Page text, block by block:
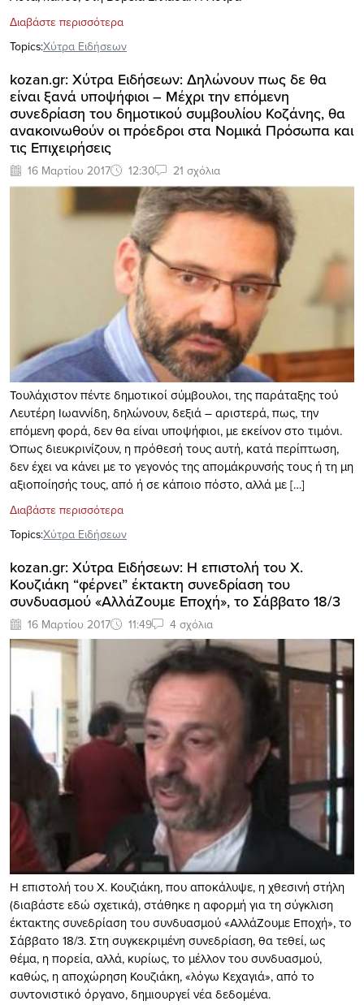
Διαβάστε περισσότερα
Topics:Xύτρα Ειδήσεων
kozan.gr: Χύτρα Ειδήσεων: Δηλώνουν πως δε θα
είναι ξανά υποψήφιοι – Μέχρι την επόμενη
συνεδρίαση του δημοτικού συμβουλίου Κοζάνης, θα
ανακοινωθούν οι πρόεδροι στα Νομικά Πρόσωπα και
τις Επιχειρήσεις
16 Μαρτίου 2017 12:30 21 σχόλια
Τουλάχιστον πέντε δημοτικοί σύμβουλοι, της παράταξης τού
Λευτέρη Ιωαννίδη, δηλώνουν, δεξιά – αριστερά, πως, την
επόμενη φορά, δεν θα είναι υποψήφιοι, με εκείνον στο τιμόνι.
Όπως διευκρινίζουν, η πρόθεσή τους αυτή, κατά περίπτωση,
δεν έχει να κάνει με το γεγονός της απομάκρυνσής τους ή τη μη
αξιοποίησής τους, από ή σε κάποιο πόστο, αλλά με […]
Διαβάστε περισσότερα
Topics:Xύτρα Ειδήσεων
kozan.gr: Χύτρα Ειδήσεων: Η επιστολή του Χ.
Κουζιάκη “φέρνει” έκτακτη συνεδρίαση του
συνδυασμού «ΑλλάΖουμε Εποχή», το Σάββατο 18/3
16 Μαρτίου 2017 11:49 4 σχόλια
Η επιστολή του Χ. Κουζιάκη, που αποκάλυψε, η χθεσινή στήλη
(διαβάστε εδώ σχετικά), στάθηκε η αφορμή για τη σύγκλιση
έκτακτης συνεδρίαση του συνδυασμού «ΑλλάΖουμε Εποχή», το
Σάββατο 18/3. Στη συγκεκριμένη συνεδρίαση, θα τεθεί, ως
θέμα, η πορεία, αλλά, κυρίως, το μέλλον του συνδυασμού,
καθώς, η αποχώρηση Κουζιάκη, «λόγω Κεχαγιά», από το
συντονιστικό όργανο, δημιουργεί νέα δεδομένα.